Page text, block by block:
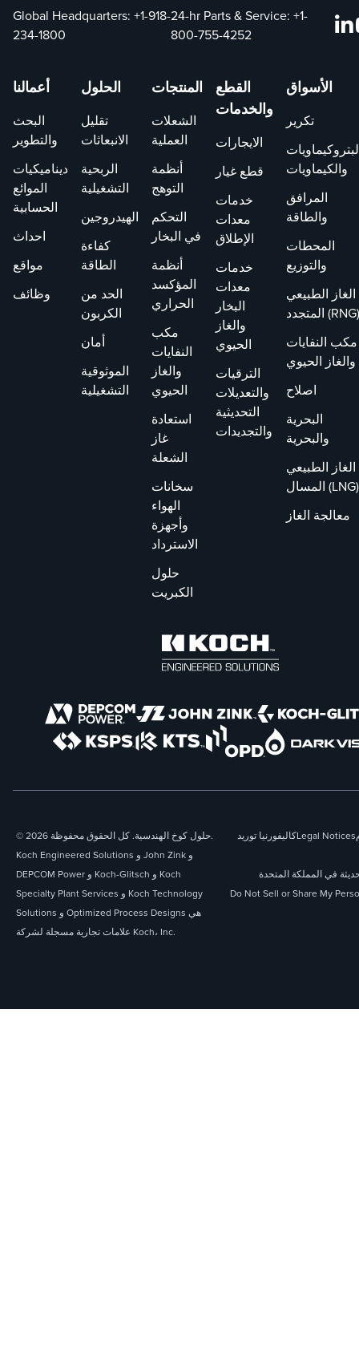
Global Headquarters: +1-918-
234-1800
24-hr Parts & Service:+1-
800-755-4252
أعمالنا
البحث
والتطوير
ديناميكيات
الموائع
الحسابية
احداث
مواقع
وظائف
الحلول
تقليل
الانبعاثات
الربحية
التشغيلية
الهيدروجين
كفاءة
الطاقة
الحد من
الكربون
أمان
الموثوقية
التشغيلية
المنتجات
الشعلات
العملية
أنظمة
التوهج
التحكم
في البخار
أنظمة
المؤكسد
الحراري
مكب
النفايات
والغاز
الحيوي
استعادة
غاز
الشعلة
سخانات
الهواء
وأجهزة
الاسترداد
حلول
الكبريت
القطع
والخدمات
الايجارات
قطع غيار
خدمات
معدات
الإطلاق
خدمات
معدات
البخار
والغاز
الحيوي
الترقيات
والتعديلات
التحديثية
والتجديدات
الأسواق
تكرير
والكيماويات
المرافق
والطاقة
المحطات
والتوزيع
الغاز الطبيعي
المتجدد (RNG)
مكب النفايات
والغاز الحيوي
اصلاح
البحرية
والبحرية
الغاز الطبيعي
المسال (LNG)
معالجة الغاز
© 2026 حلول كوخ الهندسية. كل الحقوق محفوظة.
Koch Engineered Solutions و John Zink و
DEPCOM Power و Koch-Glitsch و Koch
Specialty Plant Services و Koch Technology
Solutions و Optimized Process Designs هي
علامات تجارية مسجلة لشركة Koch، Inc.
كاليفورنيا توريدLegal Notices
في المملكة المتحدة
Do Not Sell or Share My